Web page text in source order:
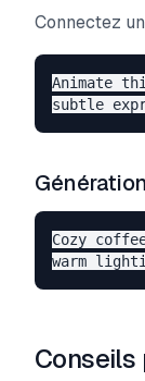
Connectez
Animate
Cozy
Conseils